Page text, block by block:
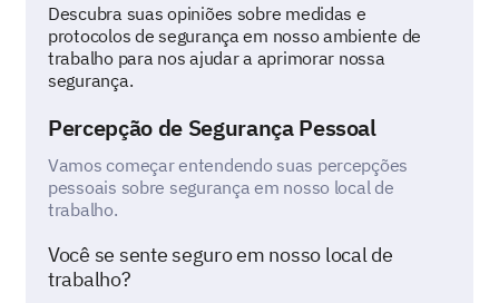
Descubra suas opiniões sobre medidas e
protocolos de segurança em nosso ambiente de
trabalho para nos ajudar a aprimorar nossa
segurança.
Percepção de Segurança Pessoal
Vamos começar entendendo suas percepções
pessoais sobre segurança em nosso local de
trabalho.
Você se sente seguro em nosso local de
trabalho?